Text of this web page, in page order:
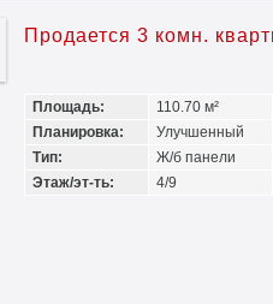
Продается 3 комн.
Площадь:
110.70 м²
Планировка:
Улучшенный
Тип:
Ж/б панели
Этаж/эт-ть:
4/9